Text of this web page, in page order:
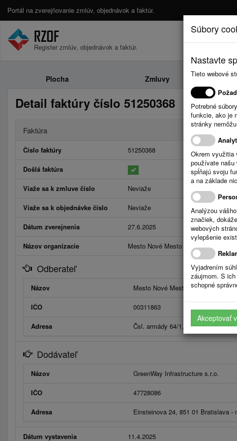
Portál na zverejňovanie zmlúv, objednávok a faktúr.
Register zmlúv, objednávok a faktúr.
Plocha Zmluvy
Detail faktúry číslo 51250368
Faktúra
Číslo faktúry 51250368
Došlá faktúra
Viaže sa k zmluve číslo Neviaže
Viaže sa k objednávke číslo Neviaže
Dátum zverejnenia 27.6.2025
Názov organizacie Mesto Nové Mesto nad Váhom
Odberateľ
Názov Mesto Nové Mesto nad Váhom
IČO 00311863
Adresa Čsl. armády 64/1, 91532 Nové
Dodávateľ
Názov GreenWay Infrastructure s.r.o.
IČO 47728086
Adresa Einsteinova 24, 851 01 Bratislava
Dátum vystavenia 11.4.2025
Súbory
Nastavte
Tieto webové
Potrebné
funkcie, ako je
stránky
Okrem využitia
používate našu
spĺňajú svoju
a na základe
Analýzou
značiek,
webových
vylepšenie
Vyjadrením
záujmom. S
schopné
Akceptovať